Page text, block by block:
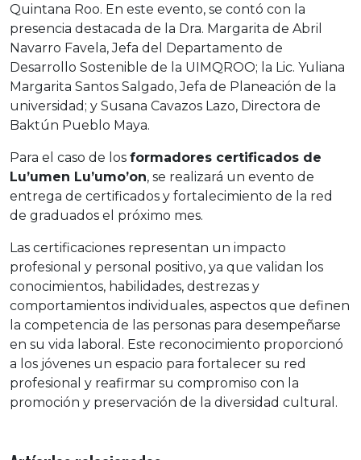
Quintana Roo. En este evento, se contó con la
presencia destacada de la Dra. Margarita de Abril
Navarro Favela, Jefa del Departamento de
Desarrollo Sostenible de la UIMQROO; la Lic. Yuliana
Margarita Santos Salgado, Jefa de Planeación de la
universidad; y Susana Cavazos Lazo, Directora de
Baktún Pueblo Maya.
Para el caso de los formadores certificados de
Lu’umen Lu’umo’on, se realizará un evento de
entrega de certificados y fortalecimiento de la red
de graduados el próximo mes.
Las certificaciones representan un impacto
profesional y personal positivo, ya que validan los
conocimientos, habilidades, destrezas y
comportamientos individuales, aspectos que definen
la competencia de las personas para desempeñarse
en su vida laboral. Este reconocimiento proporcionó
a los jóvenes un espacio para fortalecer su red
profesional y reafirmar su compromiso con la
promoción y preservación de la diversidad cultural.